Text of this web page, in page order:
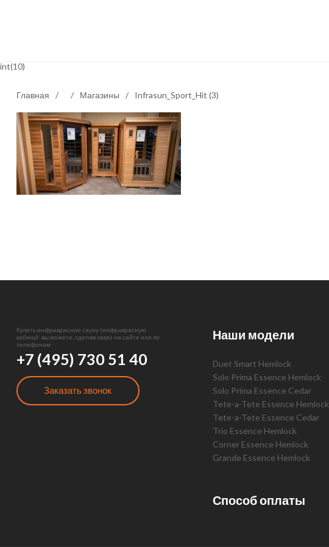
int(10)
Главная / / Магазины / Infrasun_Sport_Hit (3)
Купить инфракрасную сауну (инфракрасную
кабину): вы можете, сделав заказ на сайте или по
телефонам:
+7 (495) 730 51 40
Заказать звонок
Наши модели
Duet Smart Hemlock
Solo Prima Essence Hemlock
Solo Prima Essence Cedar
Tete-a-Tete Essence Hemlock
Tete-a-Tete Essence Cedar
Trio Essence Hemlock
Corner Essence Hemlock
Grande Essence Hemlock
Способ оплаты